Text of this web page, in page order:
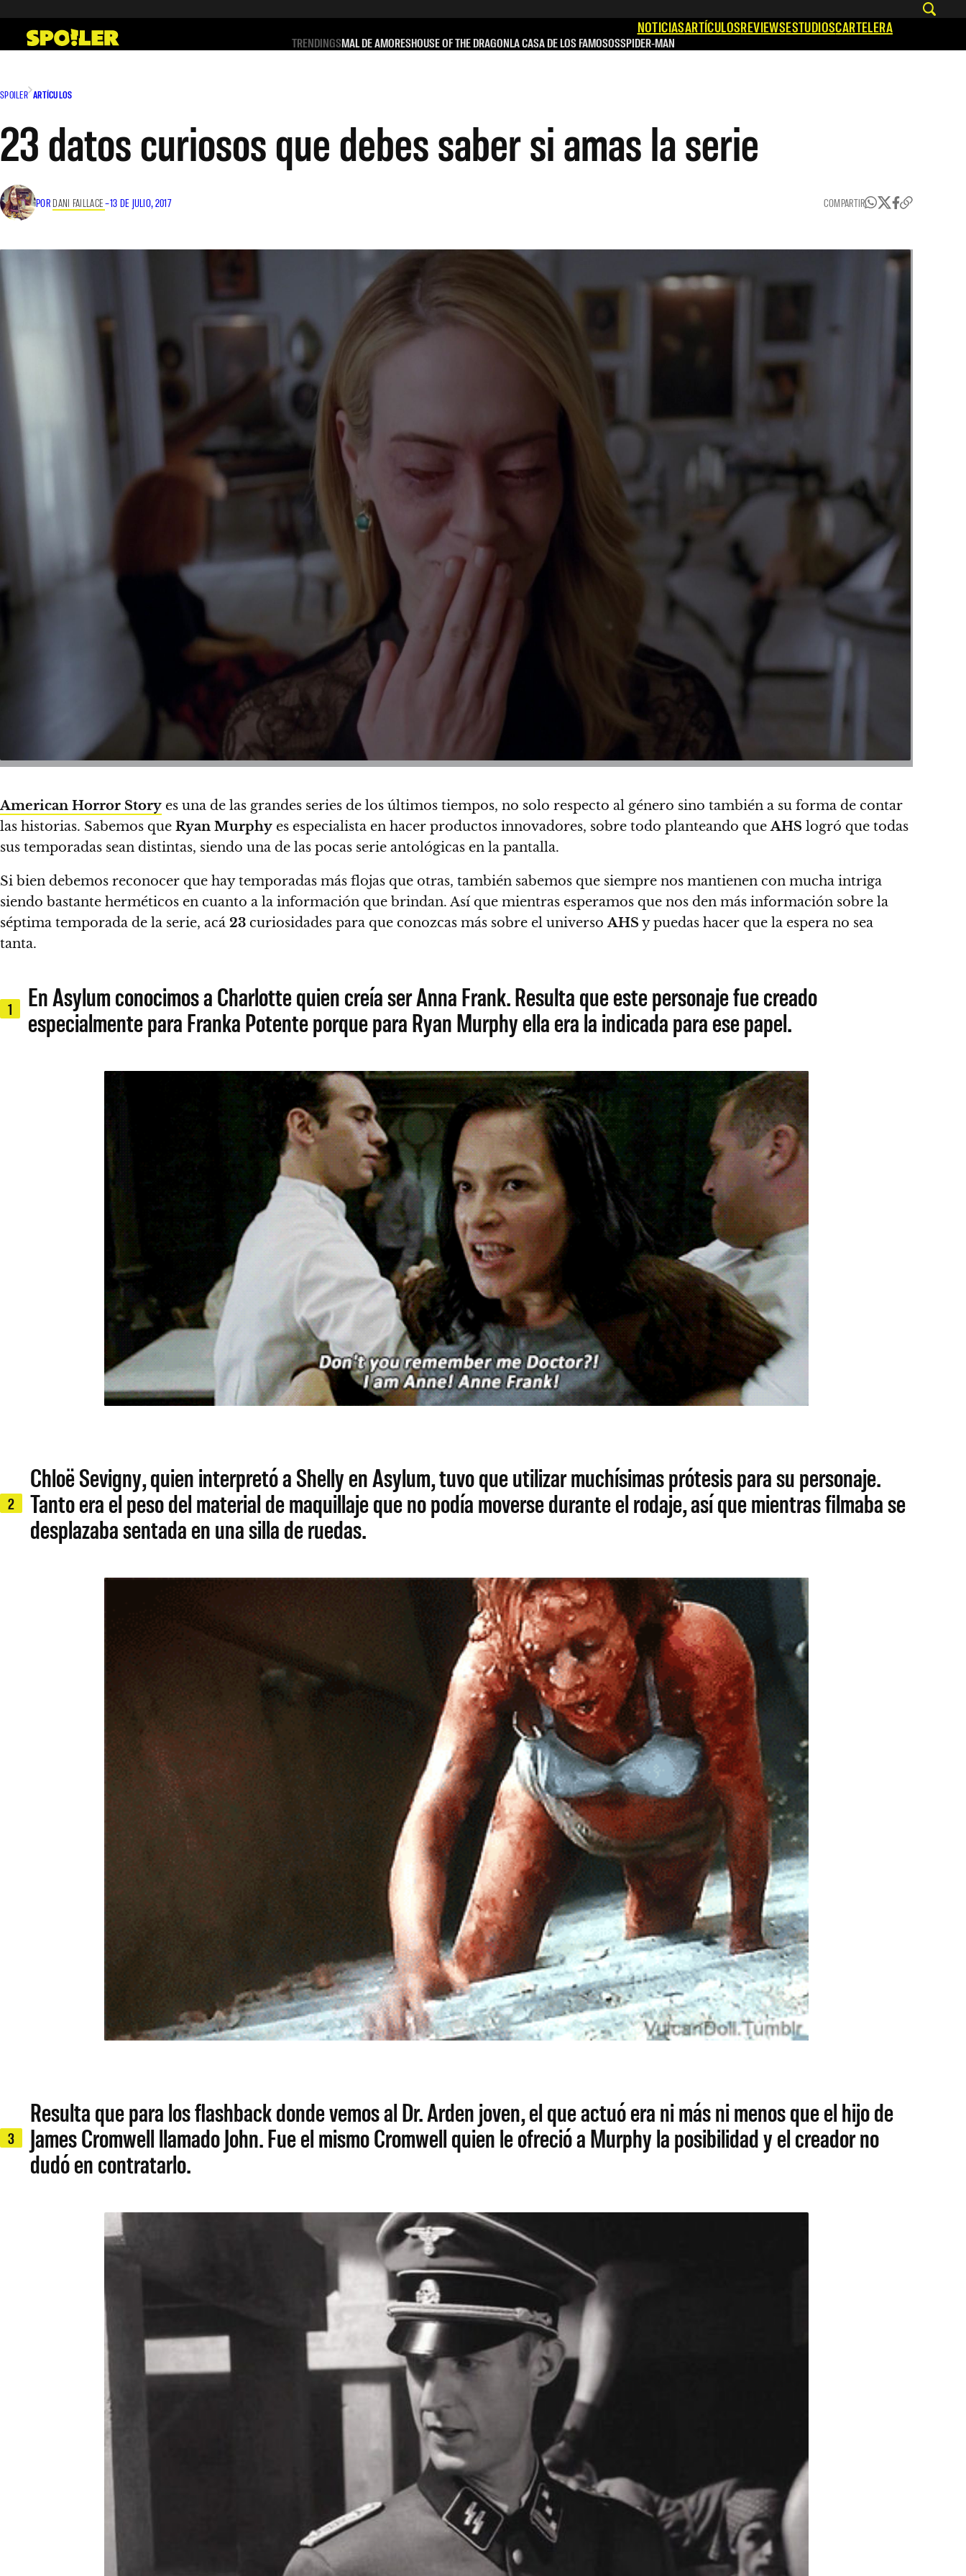
contenido
NOTICIASARTÍCULOSREVIEWSESTUDIOSCARTELERA
TRENDINGSMAL DE AMORESHOUSE OF THE DRAGONLA CASA DE LOS FAMOSOSSPIDER-MAN
SPOILER ARTÍCULOS
23 datos curiosos que debes saber si amas la serie
POR DANI FAILLACE–13 DE JULIO, 2017 COMPARTIR
American Horror Story es una de las grandes series de los últimos tiempos, no solo respecto al género sino también a su forma de contar
las historias. Sabemos que Ryan Murphy es especialista en hacer productos innovadores, sobre todo planteando queAHS logró que todas
sus temporadas sean distintas, siendo una de las pocas serie antológicas en la pantalla.
Si bien debemos reconocer que hay temporadas más flojas que otras, también sabemos que siempre nos mantienen con mucha intriga
siendo bastante herméticos en cuanto a la información que brindan. Así que mientras esperamos que nos den más información sobre la
séptima temporada de la serie, acá 23 curiosidades para que conozcas más sobre el universoAHS y puedas hacer que la espera no sea
tanta.
1
En Asylum conocimos a Charlotte quien creía ser Anna Frank. Resulta que este personaje fue creado
especialmente para Franka Potente porque para Ryan Murphy ella era la indicada para ese papel.
2
Chloë Sevigny, quien interpretó a Shelly en Asylum, tuvo que utilizar muchísimas prótesis para su personaje.
Tanto era el peso del material de maquillaje que no podía moverse durante el rodaje, así que mientras filmaba se
desplazaba sentada en una silla de ruedas.
3
Resulta que para los flashback donde vemos al Dr. Arden joven, el que actuó era ni más ni menos que el hijo de
James Cromwell llamado John. Fue el mismo Cromwell quien le ofreció a Murphy la posibilidad y el creador no
dudó en contratarlo.